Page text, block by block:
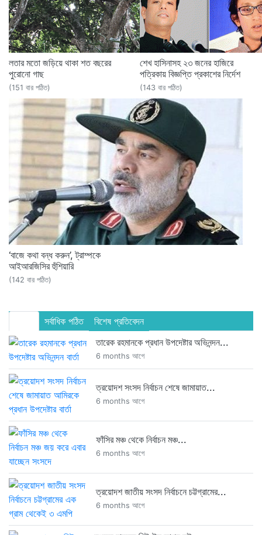
লতার মতো জড়িয়ে থাকা শত বছরের
পুরোনো গাছ
(151 বার পঠিত)
শেখ হাসিনাসহ ২৩ জনের হাজিরে
পত্রিকায় বিজ্ঞপ্তি প্রকাশের নির্দেশ
(143 বার পঠিত)
‘বাজে কথা বন্ধ করুন’, ট্রাম্পকে
আইআরজিসির হুঁশিয়ারি
(142 বার পঠিত)
সর্বাধিক পঠিত
বিশেষ প্রতিবেদন
তারেক রহমানকে প্রধান উপদেষ্টার অভিনন্দন...
6 months আগে
ত্রয়োদশ সংসদ নির্বাচন শেষে জামায়াত...
6 months আগে
ফাঁসির মঞ্চ থেকে নির্বাচন মঞ্চ...
6 months আগে
ত্রয়োদশ জাতীয় সংসদ নির্বাচনে চট্টগ্রামের...
6 months আগে